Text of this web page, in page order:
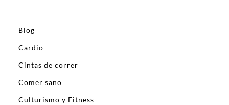
Blog
Cardio
Cintas de correr
Comer sano
Culturismo y Fitness